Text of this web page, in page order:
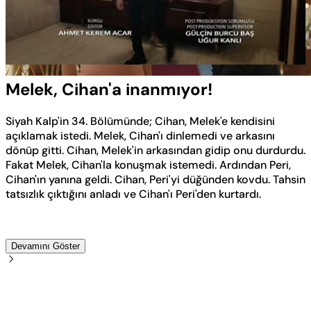
Aç
Yüklendi:
100.00%
Oynatma
Hızı
Melek, Cihan'a inanmıyor!
Siyah Kalp'in 34. Bölümünde; Cihan, Melek'e kendisini
açıklamak istedi. Melek, Cihan'ı dinlemedi ve arkasını
dönüp gitti. Cihan, Melek'in arkasından gidip onu durdurdu.
Fakat Melek, Cihan'la konuşmak istemedi. Ardından Peri,
Cihan'ın yanına geldi. Cihan, Peri'yi düğünden kovdu. Tahsin
tatsızlık çıktığını anladı ve Cihan'ı Peri'den kurtardı.
Devamını Göster